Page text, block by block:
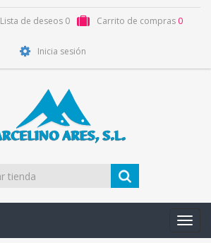
Lista de deseos 0 Carrito de compras 0
Inicia sesión